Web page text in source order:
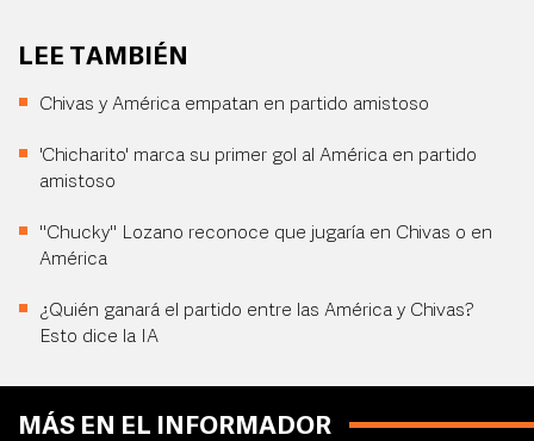
LEE TAMBIÉN
Chivas y América empatan en partido amistoso
'Chicharito' marca su primer gol al América en partido
amistoso
"Chucky" Lozano reconoce que jugaría en Chivas o en
América
¿Quién ganará el partido entre las América y Chivas?
Esto dice la IA
MÁS EN EL INFORMADOR